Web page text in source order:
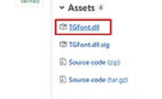
설정 메뉴로 이동합니다. [개인
개인정보 관련된 다양한 설정을
쪽 메뉴 목록에서 [작업 기록]을